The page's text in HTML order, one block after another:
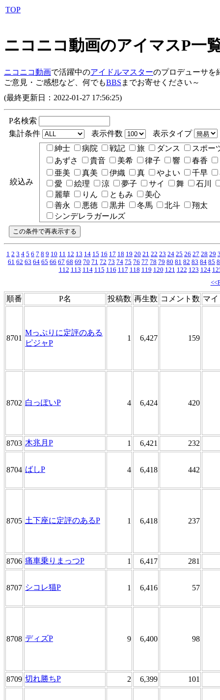
TOP
ニコニコ動画のアイマスP一
ニコニコ動画で活躍中のアイドルマスターのプロデューサを
ご意見・ご感想など、何でもBBS までお寄せください～
(最終更新日：2022-01-27 17:56:25)
P名検索
集計条件
表示件数 表示タイプ
絞込み
紳士 病院 戦記 旅 ダンス
スポー
あずさ
貴音 美希 律子 響 春香
亜美
真美 伊織 真 やよい 千早
愛
絵理 涼 夢子 サイ 舞
石川
麗華
りん ともみ
美心
善永
悪徳 黒井 冬馬 北斗
翔太
シンデレラガールズ
1 2 3 4 5 6 7 8 9 10 11 12 13 14 15 16 17 18 19 20 21 22 23 24 25 26 27 28 29
61 62 63 64 65 66 67 68 69 70 71 72 73 74 75 76 77 78 79 80 81 82 83 84 85
112 113 114 115 116 117 118 119 120 121 122 123 124
順番 P名 投稿数 再生数 コメント数 マ
8701
Mっぷりに定評のある
ピジャP
1 6,427 159
8702 白っぽいP 4 6,424 420
8703 木兆月P 1 6,421 232
8704 ばしP 4 6,418 442
8705 土下座に定評のあるP 1 6,418 237
8706 痛車乗りまっつP 1 6,417 281
8707 シコレ猫P 1 6,416 57
8708 ディズP 9 6,400 98
8709 切れ勝ちP 2 6,399 101